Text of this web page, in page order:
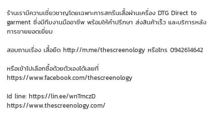
ร้านเรามีความเชี่ยวชาญโดยเฉพาะการสกรีนเสื้อผ่านเครื่อง DTG Direct to
garment ซึ่งมีทีมงานมืออาชีพ พร้อมให้คำปรึกษา ส่งสินค้าเร็ว และบริการหลัง
การขายยอดเยี่ยม
สอบถามเรื่อง เสื้อยืด http://m.me/thescreenology หรือโทร 0942614642
หรือเข้าไปเลือกซื้อด้วยตัวเองได้เลยที่
https://www.facebook.com/thescreenology
Id line: https://lin.ee/wnTmczD
https://www.thescreenology.com/